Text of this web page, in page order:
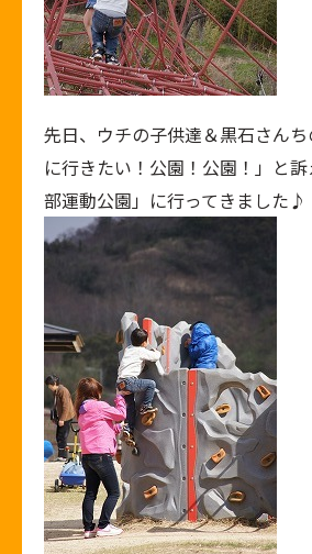
先日、ウチの子供達＆黒石さん
に行きたい！公園！公園！」と
部運動公園」に行ってきました♪